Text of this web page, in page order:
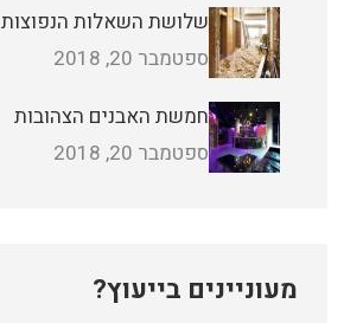
שלושת השאלות הנפוצות
ספטמבר 20, 2018
חמשת האבנים הצהובות
ספטמבר 20, 2018
מעוניינים בייעוץ?